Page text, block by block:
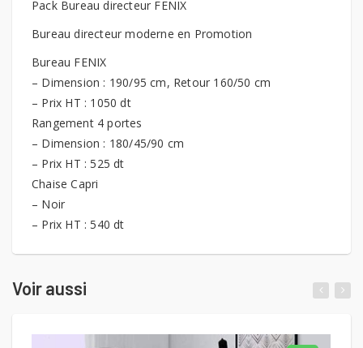
Pack Bureau directeur FENIX
Bureau directeur moderne en Promotion
Bureau FENIX
– Dimension : 190/95 cm, Retour 160/50 cm
– Prix HT : 1050 dt
Rangement 4 portes
– Dimension : 180/45/90 cm
– Prix HT : 525 dt
Chaise Capri
– Noir
– Prix HT : 540 dt
Voir aussi